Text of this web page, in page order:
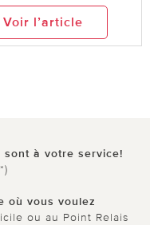
Voir l’article
sont à votre service!
où vous voulez
ou au Point Relais